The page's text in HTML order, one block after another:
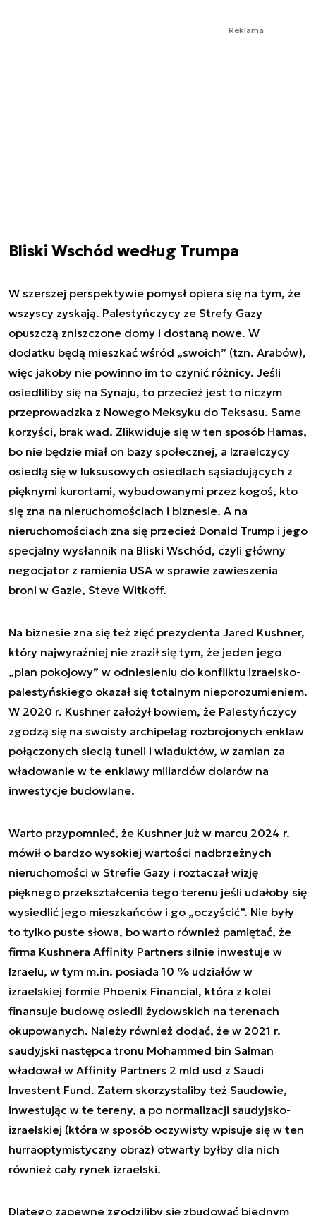
Reklama
Bliski Wschód według Trumpa
W szerszej perspektywie pomysł opiera się na tym, że
wszyscy zyskają. Palestyńczycy ze Strefy Gazy
opuszczą zniszczone domy i dostaną nowe. W
dodatku będą mieszkać wśród „swoich” (tzn. Arabów),
więc jakoby nie powinno im to czynić różnicy. Jeśli
osiedliliby się na Synaju, to przecież jest to niczym
przeprowadzka z Nowego Meksyku do Teksasu. Same
korzyści, brak wad. Zlikwiduje się w ten sposób Hamas,
bo nie będzie miał on bazy społecznej, a Izraelczycy
osiedlą się w luksusowych osiedlach sąsiadujących z
pięknymi kurortami, wybudowanymi przez kogoś, kto
się zna na nieruchomościach i biznesie. A na
nieruchomościach zna się przecież Donald Trump i jego
specjalny wysłannik na Bliski Wschód, czyli główny
negocjator z ramienia USA w sprawie zawieszenia
broni w Gazie, Steve Witkoff.
Na biznesie zna się też zięć prezydenta Jared Kushner,
który najwyraźniej nie zraził się tym, że jeden jego
„plan pokojowy” w odniesieniu do konfliktu izraelsko-
palestyńskiego okazał się totalnym nieporozumieniem.
W 2020 r. Kushner założył bowiem, że Palestyńczycy
zgodzą się na swoisty archipelag rozbrojonych enklaw
połączonych siecią tuneli i wiaduktów, w zamian za
władowanie w te enklawy miliardów dolarów na
inwestycje budowlane.
Warto przypomnieć, że Kushner już w marcu 2024 r.
mówił o bardzo wysokiej wartości nadbrzeżnych
nieruchomości w Strefie Gazy i roztaczał wizję
pięknego przekształcenia tego terenu jeśli udałoby się
wysiedlić jego mieszkańców i go „oczyścić”. Nie były
to tylko puste słowa, bo warto również pamiętać, że
firma Kushnera Affinity Partners silnie inwestuje w
Izraelu, w tym m.in. posiada 10 % udziałów w
izraelskiej formie Phoenix Financial, która z kolei
finansuje budowę osiedli żydowskich na terenach
okupowanych. Należy również dodać, że w 2021 r.
saudyjski następca tronu Mohammed bin Salman
władował w Affinity Partners 2 mld usd z Saudi
Investent Fund. Zatem skorzystaliby też Saudowie,
inwestując w te tereny, a po normalizacji saudyjsko-
izraelskiej (która w sposób oczywisty wpisuje się w ten
hurraoptymistyczny obraz) otwarty byłby dla nich
również cały rynek izraelski.
Dlatego zapewne zgodziliby się zbudować biednym